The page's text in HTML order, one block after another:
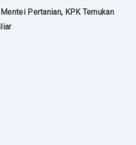
Pertanian, KPK Temukan